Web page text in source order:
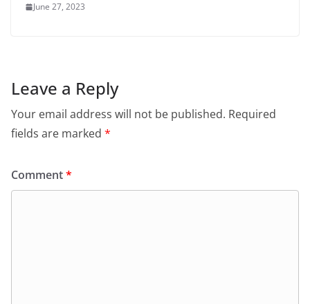
June 27, 2023
Leave a Reply
Your email address will not be published. Required
fields are marked *
Comment*